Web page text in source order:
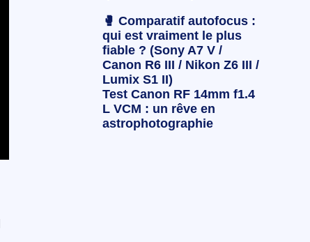
🥊 Comparatif autofocus :
qui est vraiment le plus
fiable ? (Sony A7 V /
Canon R6 III / Nikon Z6 III /
Lumix S1 II)
Test Canon RF 14mm f1.4
L VCM : un rêve en
astrophotographie